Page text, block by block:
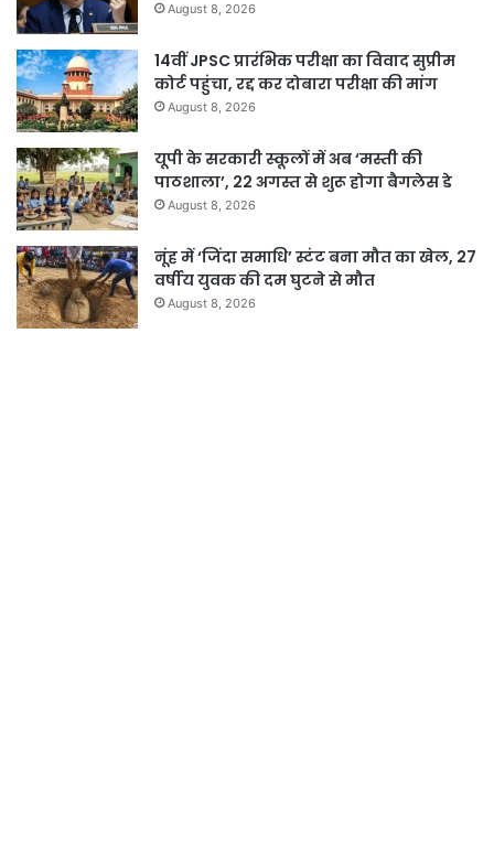
August 8, 2026
14वीं JPSC प्रारंभिक परीक्षा का विवाद सुप्रीम
कोर्ट पहुंचा, रद्द कर दोबारा परीक्षा की मांग
August 8, 2026
यूपी के सरकारी स्कूलों में अब ‘मस्ती की
पाठशाला’, 22 अगस्त से शुरू होगा बैगलेस डे
August 8, 2026
नूंह में ‘जिंदा समाधि’ स्टंट बना मौत का खेल, 27
वर्षीय युवक की दम घुटने से मौत
August 8, 2026